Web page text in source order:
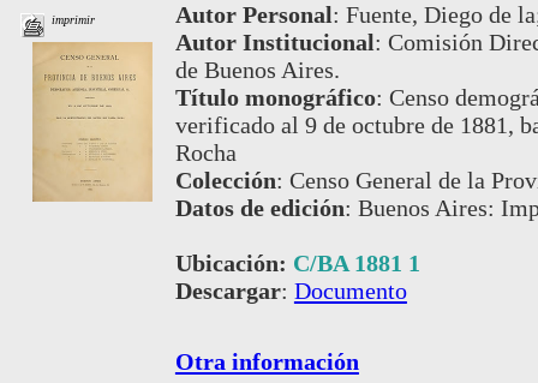
imprimir Autor Personal: Fuente, Diego de
Autor Institucional: Comisión
de Buenos Aires.
Título monográfico: Censo
verificado al 9 de octubre de 1881,
Rocha
Colección: Censo General de la
Datos de edición: Buenos Aires:
Ubicación: C/BA 1881 1
Descargar: Documento
Otra información